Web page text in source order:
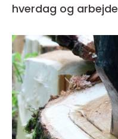
hverdag og arbejde